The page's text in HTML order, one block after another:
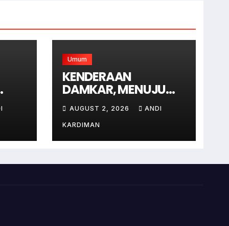
.
Umum
KENDERAAN
DAMKAR, MENUJU
LOKASI KEBAKARAN
DI JAGAKARSA
JAKARTA SELATAN
AUGUST 2, 2026 ANDI
KARDIMAN